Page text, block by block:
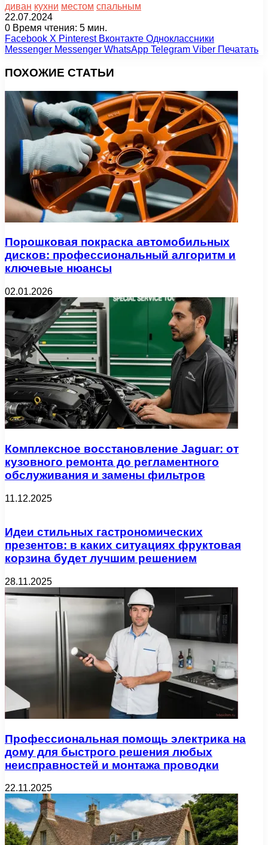
диван кухни местом спальным
22.07.2024
0 Время чтения: 5 мин.
Facebook X Pinterest Вконтакте Одноклассники
Messenger Messenger WhatsApp Telegram Viber Печатать
ПОХОЖИЕ СТАТЬИ
Порошковая покраска автомобильных
дисков: профессиональный алгоритм и
ключевые нюансы
02.01.2026
Комплексное восстановление Jaguar: от
кузовного ремонта до регламентного
обслуживания и замены фильтров
11.12.2025
Идеи стильных гастрономических
презентов: в каких ситуациях фруктовая
корзина будет лучшим решением
28.11.2025
Профессиональная помощь электрика на
дому для быстрого решения любых
неисправностей и монтажа проводки
22.11.2025